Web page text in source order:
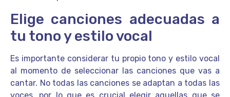
Elige canciones adecuadas a
tu tono y estilo vocal
Es importante considerar tu propio tono y estilo vocal
al momento de seleccionar las canciones que vas a
cantar. No todas las canciones se adaptan a todas las
voces, por lo que es crucial elegir aquellas que se